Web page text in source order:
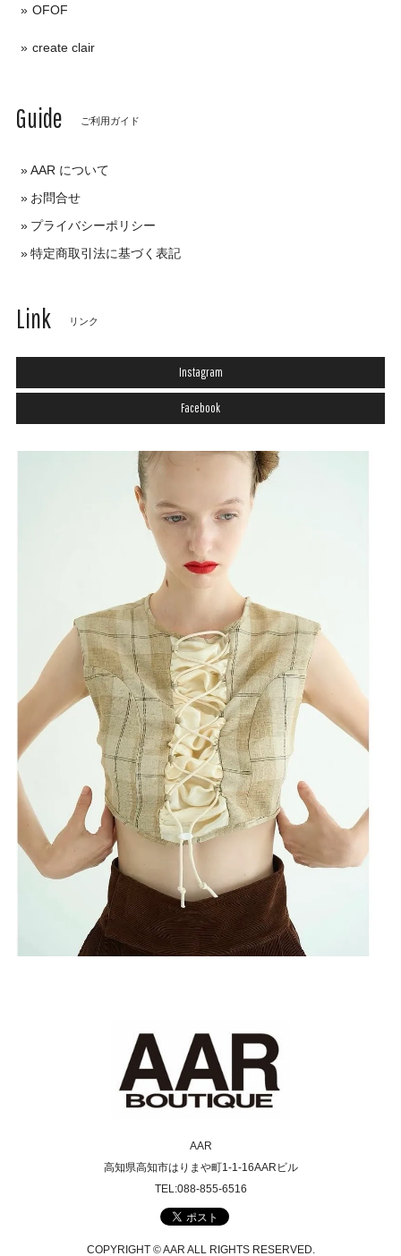
OFOF
create clair
Guide ご利用ガイド
AAR について
お問合せ
プライバシーポリシー
特定商取引法に基づく表記
Link リンク
Instagram
Facebook
AAR
高知県高知市はりまや町1-1-16AARビル
TEL:088-855-6516
COPYRIGHT © AAR ALL RIGHTS RESERVED.